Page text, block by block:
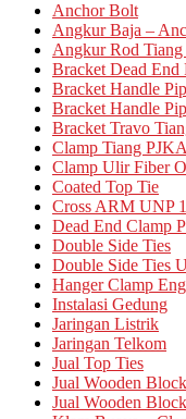
Anchor Bolt
Angkur Baja –
Angkur Rod
Bracket Dead End
Bracket Handle
Bracket Handle
Bracket Travo
Clamp Tiang
Clamp Ulir Fiber
Coated Top Tie
Cross ARM UNP
Dead End Clamp
Double Side Ties
Double Side Ties
Hanger Clamp
Instalasi Gedung
Jaringan Listrik
Jaringan Telkom
Jual Top Ties
Jual Wooden
Jual Wooden